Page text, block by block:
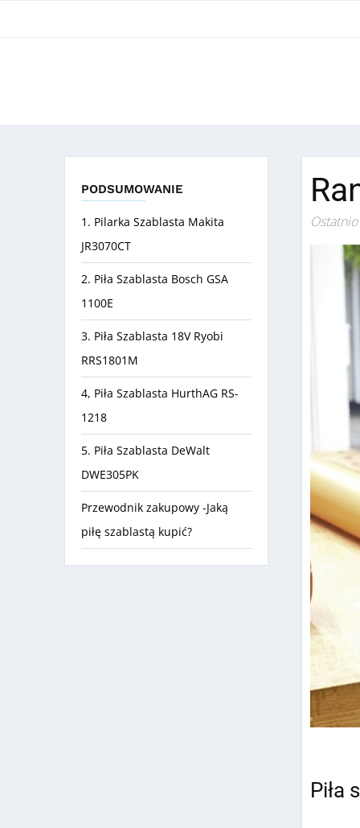
PODSUMOWANIE
1. Pilarka Szablasta Makita
JR3070CT
2. Piła Szablasta Bosch GSA
1100E
3. Piła Szablasta 18V Ryobi
RRS1801M
4, Piła Szablasta HurthAG RS-
1218
5. Piła Szablasta DeWalt
DWE305PK
Przewodnik zakupowy -Jaką
piłę szablastą kupić?
Piła